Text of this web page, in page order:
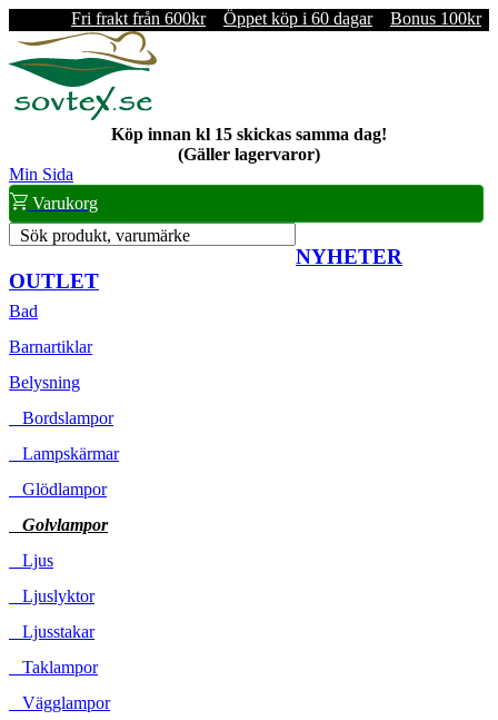
Fri frakt från 600kr Öppet köp i 60 dagar Bonus 100kr
Köp innan kl 15 skickas samma dag!
(Gäller lagervaror)
Min Sida
Varukorg
Sök produkt, varumärke
NYHETER
OUTLET
Bad
Barnartiklar
Belysning
Bordslampor
Lampskärmar
Glödlampor
Golvlampor
Ljus
Ljuslyktor
Ljusstakar
Taklampor
Vägglampor